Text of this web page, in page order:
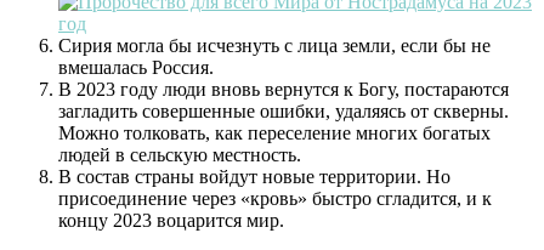
Сирия могла бы исчезнуть с лица земли, если бы не
вмешалась Россия.
В 2023 году люди вновь вернутся к Богу, постараются
загладить совершенные ошибки, удаляясь от скверны.
Можно толковать, как переселение многих богатых
людей в сельскую местность.
В состав страны войдут новые территории. Но
присоединение через «кровь» быстро сгладится, и к
концу 2023 воцарится мир.